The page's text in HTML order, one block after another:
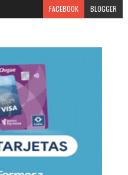
FACEBOOK BLOGGER